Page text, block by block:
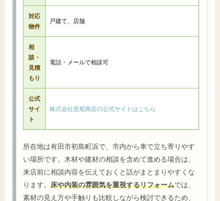
対応
物件
戸建て、店舗
相
談・
見積
もり
電話・メールで相談可
公式
サイ
ト
株式会社登尾商店の公式サイトはこちら
所在地は有田市初島町浜で、市内から車で立ち寄りやす
い場所です。木材や建材の相談を含めて進める場合は、
来店前に相談内容を伝えておくと話がまとまりやすくな
ります。 床や内装の雰囲気を重視するリフォームでは、
素材の見え方や手触りも比較しながら検討できるため、